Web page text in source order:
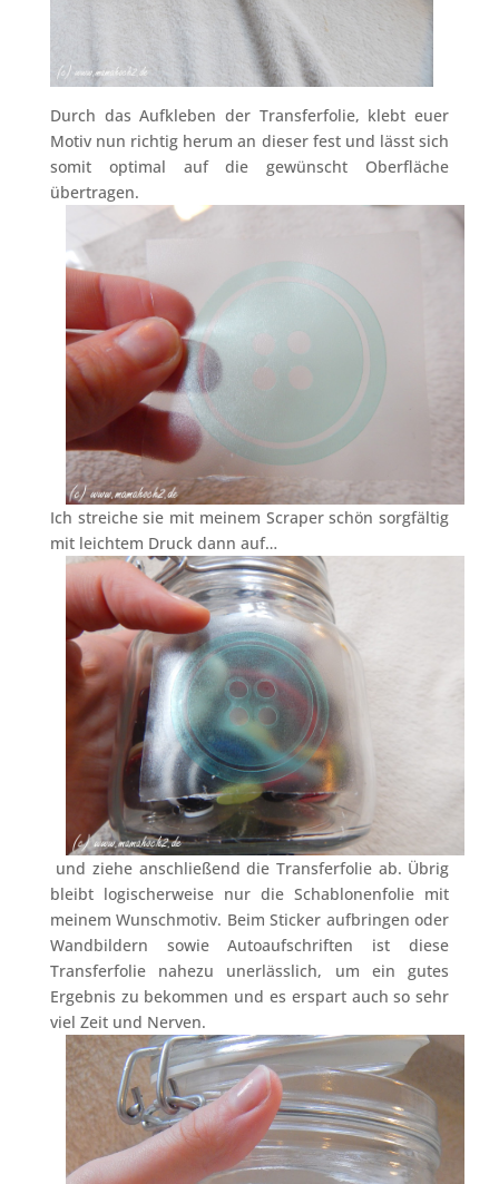
Durch das Aufkleben der Transferfolie, klebt euer
Motiv nun richtig herum an dieser fest und lässt sich
somit optimal auf die gewünscht Oberfläche
übertragen.
Ich streiche sie mit meinem Scraper schön sorgfältig
mit leichtem Druck dann auf…
und ziehe anschließend die Transferfolie ab. Übrig
bleibt logischerweise nur die Schablonenfolie mit
meinem Wunschmotiv. Beim Sticker aufbringen oder
Wandbildern sowie Autoaufschriften ist diese
Transferfolie nahezu unerlässlich, um ein gutes
Ergebnis zu bekommen und es erspart auch so sehr
viel Zeit und Nerven.